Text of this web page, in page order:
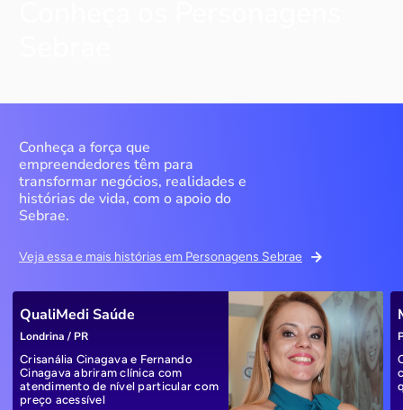
Conheça a força que
empreendedores têm para
transformar negócios, realidades e
histórias de vida, com o apoio do
Sebrae.
Veja essa e mais histórias em Personagens Sebrae
QualiMedi Saúde
Londrina / PR
Crisanália Cinagava e Fernando
Cinagava abriram clínica com
atendimento de nível particular com
preço acessível